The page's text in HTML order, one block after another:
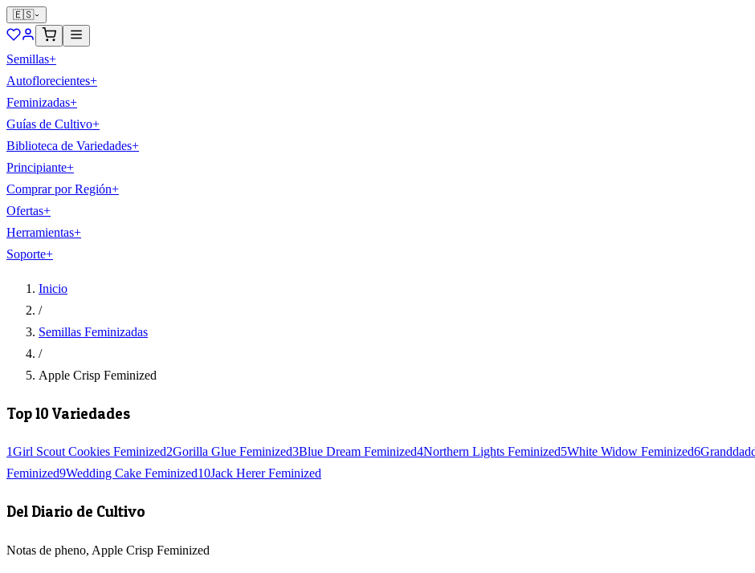
🇪🇸
Semillas+
Autoflorecientes+
Feminizadas+
Guías de Cultivo+
Biblioteca de Variedades+
Principiante+
Comprar por Región+
Ofertas+
Herramientas+
Soporte+
Inicio
/
Semillas Feminizadas
/
Apple Crisp Feminized
Top 10 Variedades
1Girl Scout Cookies Feminized2Gorilla Glue Feminized3Blue Dream Feminized4Northern Lights Feminized5White Widow Feminized6
Feminized9Wedding Cake Feminized10Jack Herer Feminized
Del Diario de Cultivo
Notas de pheno, Apple Crisp Feminized